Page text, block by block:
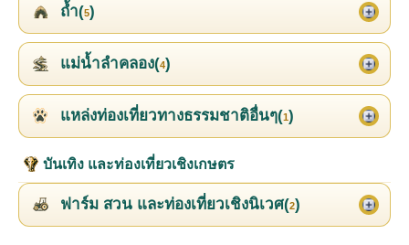
ถ้ำ(5)
แม่น้ำลำคลอง(4)
แหล่งท่องเที่ยวทางธรรมชาติอื่นๆ(1)
บันเทิง และท่องเที่ยวเชิงเกษตร
ฟาร์ม สวน และท่องเที่ยวเชิงนิเวศ(2)